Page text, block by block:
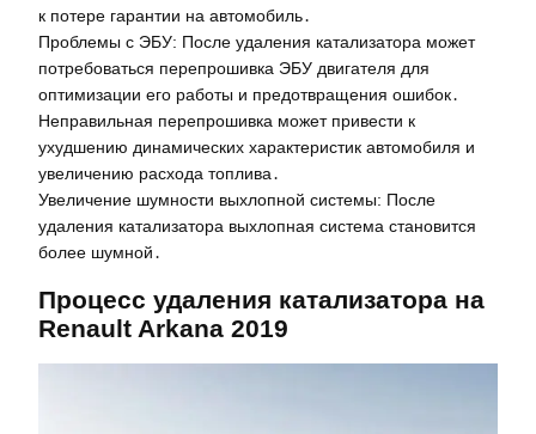
к потере гарантии на автомобиль․
Проблемы с ЭБУ: После удаления катализатора может
потребоваться перепрошивка ЭБУ двигателя для
оптимизации его работы и предотвращения ошибок․
Неправильная перепрошивка может привести к
ухудшению динамических характеристик автомобиля и
увеличению расхода топлива․
Увеличение шумности выхлопной системы: После
удаления катализатора выхлопная система становится
более шумной․
Процесс удаления катализатора на
Renault Arkana 2019